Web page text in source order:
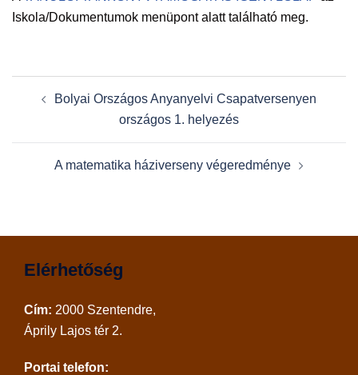
Iskola/Dokumentumok menüpont alatt található meg.
navigation
Bolyai Országos Anyanyelvi Csapatversenyen
országos 1. helyezés
A matematika háziverseny végeredménye
Elérhetőség
Cím: 2000 Szentendre,
Áprily Lajos tér 2.
Portai telefon: